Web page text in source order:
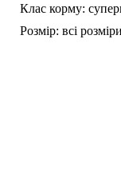
Клас корму:
Розмір: всі розміри